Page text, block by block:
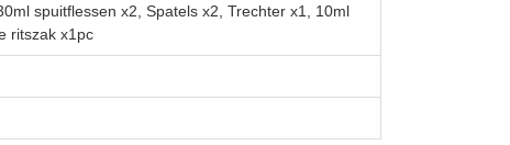
spuitflessen x2, Spatels x2, Trechter x1, 10ml
ritszak x1pc